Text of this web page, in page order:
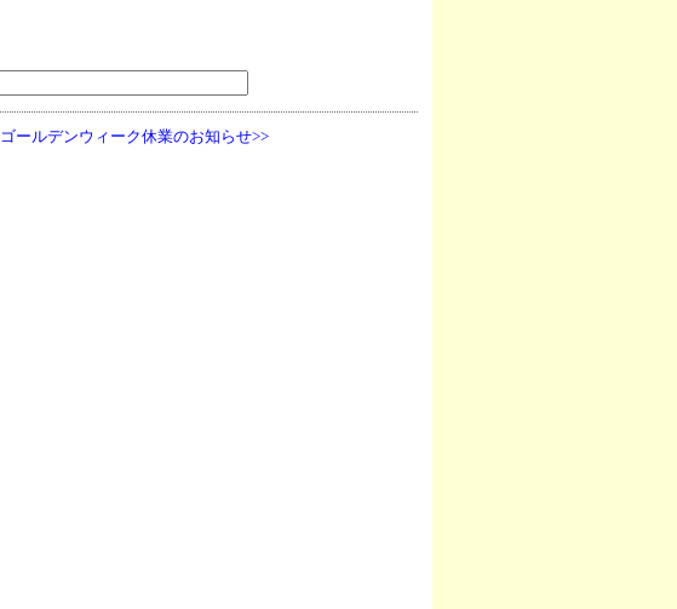
ゴールデンウィーク休業のお知らせ>>